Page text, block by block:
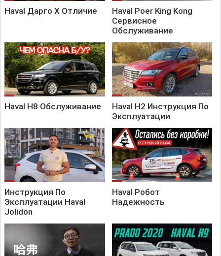
Haval Дарго Х Отличие
Haval Poer King Kong
Сервисное
Обслуживание
Haval H8 Обслуживание
Haval H2 Инструкция По
Эксплуатации
Инструкция По
Эксплуатации Haval
Jolidon
Haval Робот
Надежность